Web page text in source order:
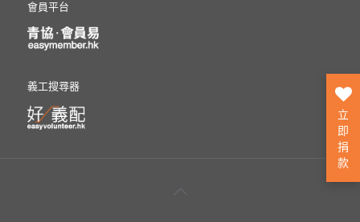
會員平台
義工搜尋器
立
即
捐
款